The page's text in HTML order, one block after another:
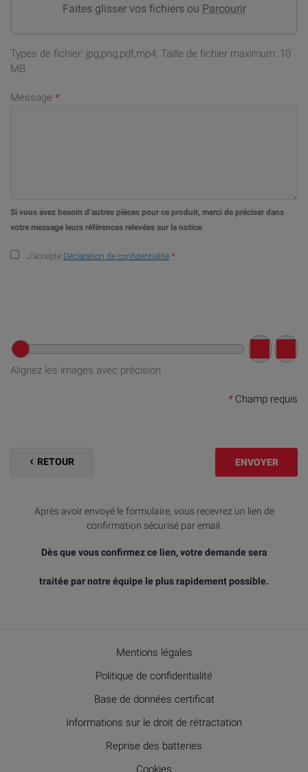
Faites glisser vos fichiers ou Parcourir
Types de fichier: jpg,png,pdf,mp4; Taille de fichier maximum: 10
MB
Message *
Si vous avez besoin d’autres pièces pour ce produit, merci de préciser dans
votre message leurs références relevées sur la notice.
J’accepte Déclaration de confidentialité *
Alignez les images avec précision
*Champ requis
RETOUR ENVOYER
Après avoir envoyé le formulaire, vous recevrez un lien de
confirmation sécurisé par email.
Dès que vous confirmez ce lien, votre demande sera
traitée par notre équipe le plus rapidement possible.
Mentions légales
Politique de confidentialité
Base de données certificat
Informations sur le droit de rétractation
Reprise des batteries
Cookies